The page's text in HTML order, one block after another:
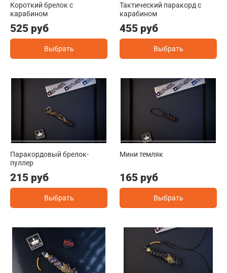
Короткий брелок с
карабином
525 руб
Выбрать
Тактический паракорд с
карабином
455 руб
Выбрать
Паракордовый брелок-
пуллер
215 руб
Выбрать
Мини темляк
165 руб
Выбрать